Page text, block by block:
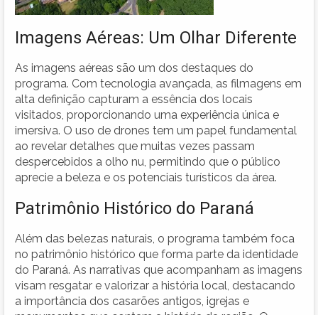
Imagens Aéreas: Um Olhar Diferente
As imagens aéreas são um dos destaques do
programa. Com tecnologia avançada, as filmagens em
alta definição capturam a essência dos locais
visitados, proporcionando uma experiência única e
imersiva. O uso de drones tem um papel fundamental
ao revelar detalhes que muitas vezes passam
despercebidos a olho nu, permitindo que o público
aprecie a beleza e os potenciais turísticos da área.
Patrimônio Histórico do Paraná
Além das belezas naturais, o programa também foca
no patrimônio histórico que forma parte da identidade
do Paraná. As narrativas que acompanham as imagens
visam resgatar e valorizar a história local, destacando
a importância dos casarões antigos, igrejas e